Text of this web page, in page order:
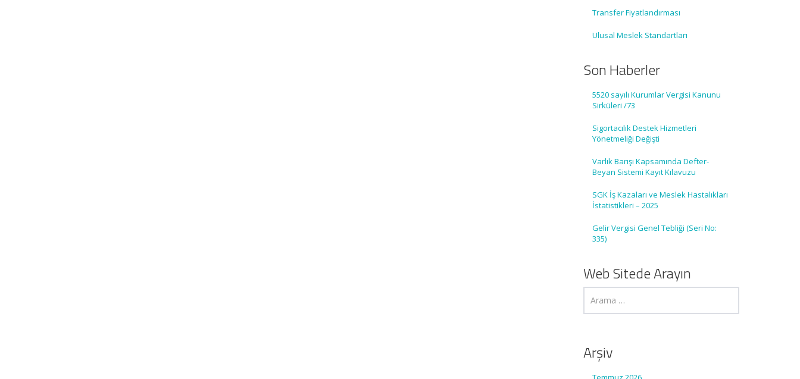
Transfer Fiyatlandırması
Ulusal Meslek Standartları
Son Haberler
5520 sayılı Kurumlar Vergisi Kanunu
Sirküleri /73
Sigortacılık Destek Hizmetleri
Yönetmeliği Değişti
Varlık Barışı Kapsamında Defter-
Beyan Sistemi Kayıt Kılavuzu
SGK İş Kazaları ve Meslek Hastalıkları
İstatistikleri – 2025
Gelir Vergisi Genel Tebliği (Seri No:
335)
Web Sitede Arayın
Arşiv